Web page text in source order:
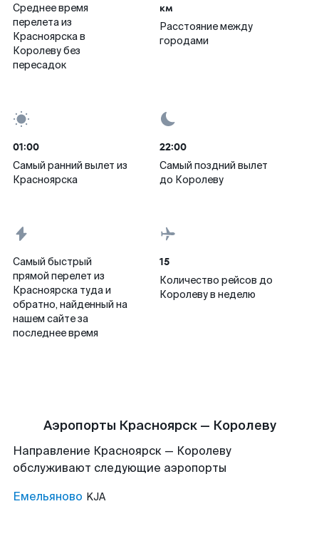
Среднее время
перелета из
Красноярска в
Королеву без
пересадок
км
Расстояние между
городами
01:00
Самый ранний вылет из
Красноярска
22:00
Самый поздний вылет
до Королеву
Самый быстрый
прямой перелет из
Красноярска туда и
обратно, найденный на
нашем сайте за
последнее время
15
Количество рейсов до
Королеву в неделю
Аэропорты Красноярск — Королеву
Направление Красноярск — Королеву
обслуживают следующие аэропорты
Емельяново KJA